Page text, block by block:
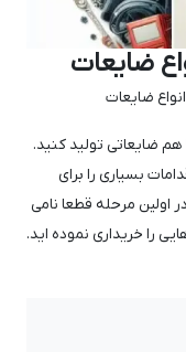
ضایعات
ضایعات
ضایعاتی تولید کنید.
بسیاری را برای
اولین مرحله قطعا نامی
را خریداری نموده اید.